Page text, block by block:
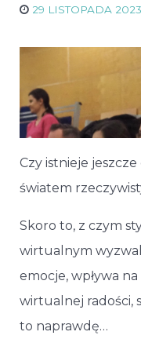
29 LISTOPADA 2023
Czy istnieje
światem
Skoro to, z czym
wirtualnym
emocje, wpływa
wirtualnej radości,
to naprawdę…